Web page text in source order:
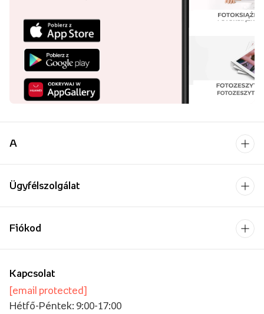
A
Ügyfélszolgálat
Kapcsolat
[email protected]
Hétfő-Péntek: 9:00-17:00
Fiókod